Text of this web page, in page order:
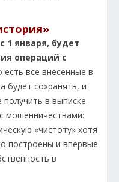
1 января, будет
операций с
есть все внесенные в
будет сохранять, и
в выписке.
мошенничествами:
«чистоту» хотя
построены и впервые
в